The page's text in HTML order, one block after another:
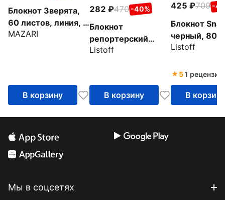
Блокнот Зверята,
60 листов, линия, в
ассортименте
MAZARI
В корзину
282 470 -40%
Блокнот
репортерский
Оливковый, А6-,
Listoff
В корзину
425 709 -
Блокнот
черный, 80
линия, А6+
Listoff
51 рецензия
В корзину
Мы в соцсетях